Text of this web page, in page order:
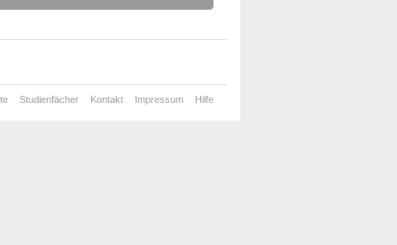
Studienfächer Kontakt Impressum Hilfe